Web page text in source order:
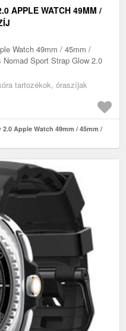
APPLE WATCH 49MM /
Watch 49mm / 45mm /
Sport Strap Glow 2.0
tartozékok, óraszíjak
Apple Watch 49mm / 45mm /